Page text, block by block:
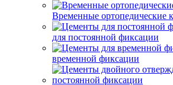
Временные ортопедические
для постоянной фиксации
временной фиксации